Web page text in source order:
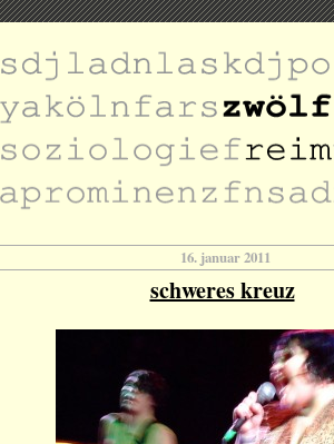
16. januar 2011
schweres kreuz